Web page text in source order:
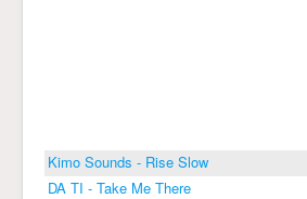
Kimo Sounds - Rise Slow
DA TI - Take Me There